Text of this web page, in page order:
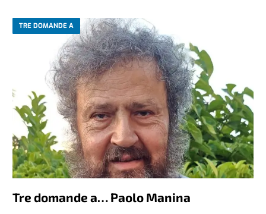
TRE DOMANDE A
Tre domande a… Paolo Manina